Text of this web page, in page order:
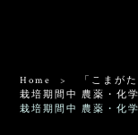
Home
「こまが
栽培期間中 農薬・化
栽培期間中 農薬・化